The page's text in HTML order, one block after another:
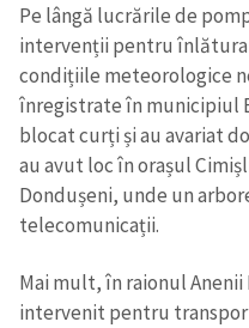
Pe lângă lucrările de
intervenții pentru
condițiile meteorologice
înregistrate în municipiul
blocat curți și au avariat
au avut loc în orașul
Dondușeni, unde un
telecomunicații.
Mai mult, în raionul Anenii
intervenit pentru